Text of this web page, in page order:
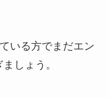
いる方でまだエン
しょう。